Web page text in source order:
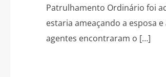
Patrulhamento Ordinário foi
estaria ameaçando a esposa
agentes encontraram o […]